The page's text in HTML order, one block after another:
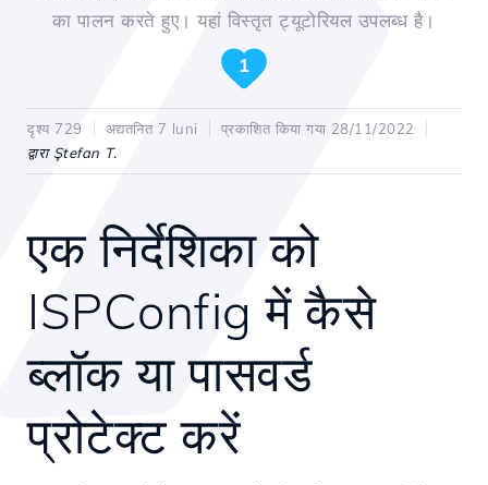
का पालन करते हुए। यहां विस्तृत ट्यूटोरियल उपलब्ध है।
1
दृश्य 729 अद्यतनित 7 luni
प्रकाशित किया गया 28/11/2022
द्वारा Ştefan T.
एक निर्देशिका को
ISPConfig में कैसे
ब्लॉक या पासवर्ड
प्रोटेक्ट करें